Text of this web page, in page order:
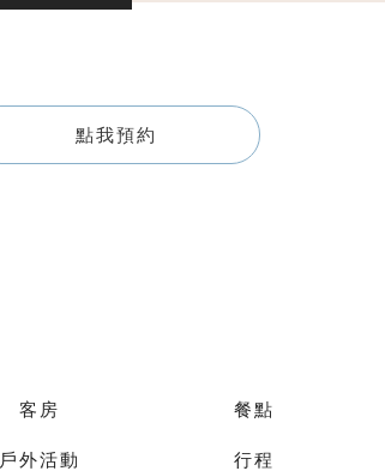
點我預約
客房 餐點
戶外活動 行程